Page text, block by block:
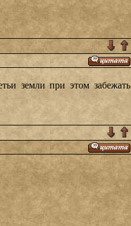
земли при этом забежать